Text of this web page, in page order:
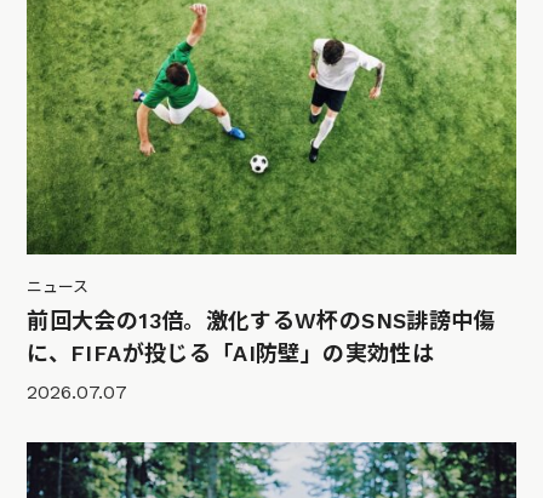
ニュース
前回大会の13倍。激化するW杯のSNS誹謗中傷
に、FIFAが投じる「AI防壁」の実効性は
2026.07.07